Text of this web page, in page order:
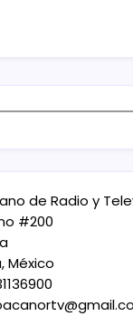
de Radio y
#200
México